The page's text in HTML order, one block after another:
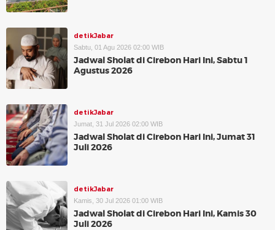
detikJabar
Sabtu, 01 Agu 2026 02:00 WIB
Jadwal Sholat di Cirebon Hari Ini, Sabtu 1
Agustus 2026
detikJabar
Jumat, 31 Jul 2026 02:00 WIB
Jadwal Sholat di Cirebon Hari Ini, Jumat 31
Juli 2026
detikJabar
Kamis, 30 Jul 2026 01:00 WIB
Jadwal Sholat di Cirebon Hari Ini, Kamis 30
Juli 2026